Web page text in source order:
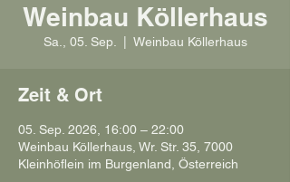
Weinbau Köllerhaus
Sa., 05. Sep. Weinbau Köllerhaus
Zeit & Ort
05. Sep. 2026, 16:00 – 22:00
Weinbau Köllerhaus, Wr. Str. 35, 7000
Kleinhöflein im Burgenland, Österreich